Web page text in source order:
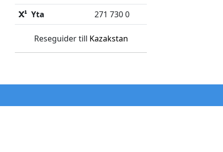
Yta
271 730 0
Reseguider till Kazakstan